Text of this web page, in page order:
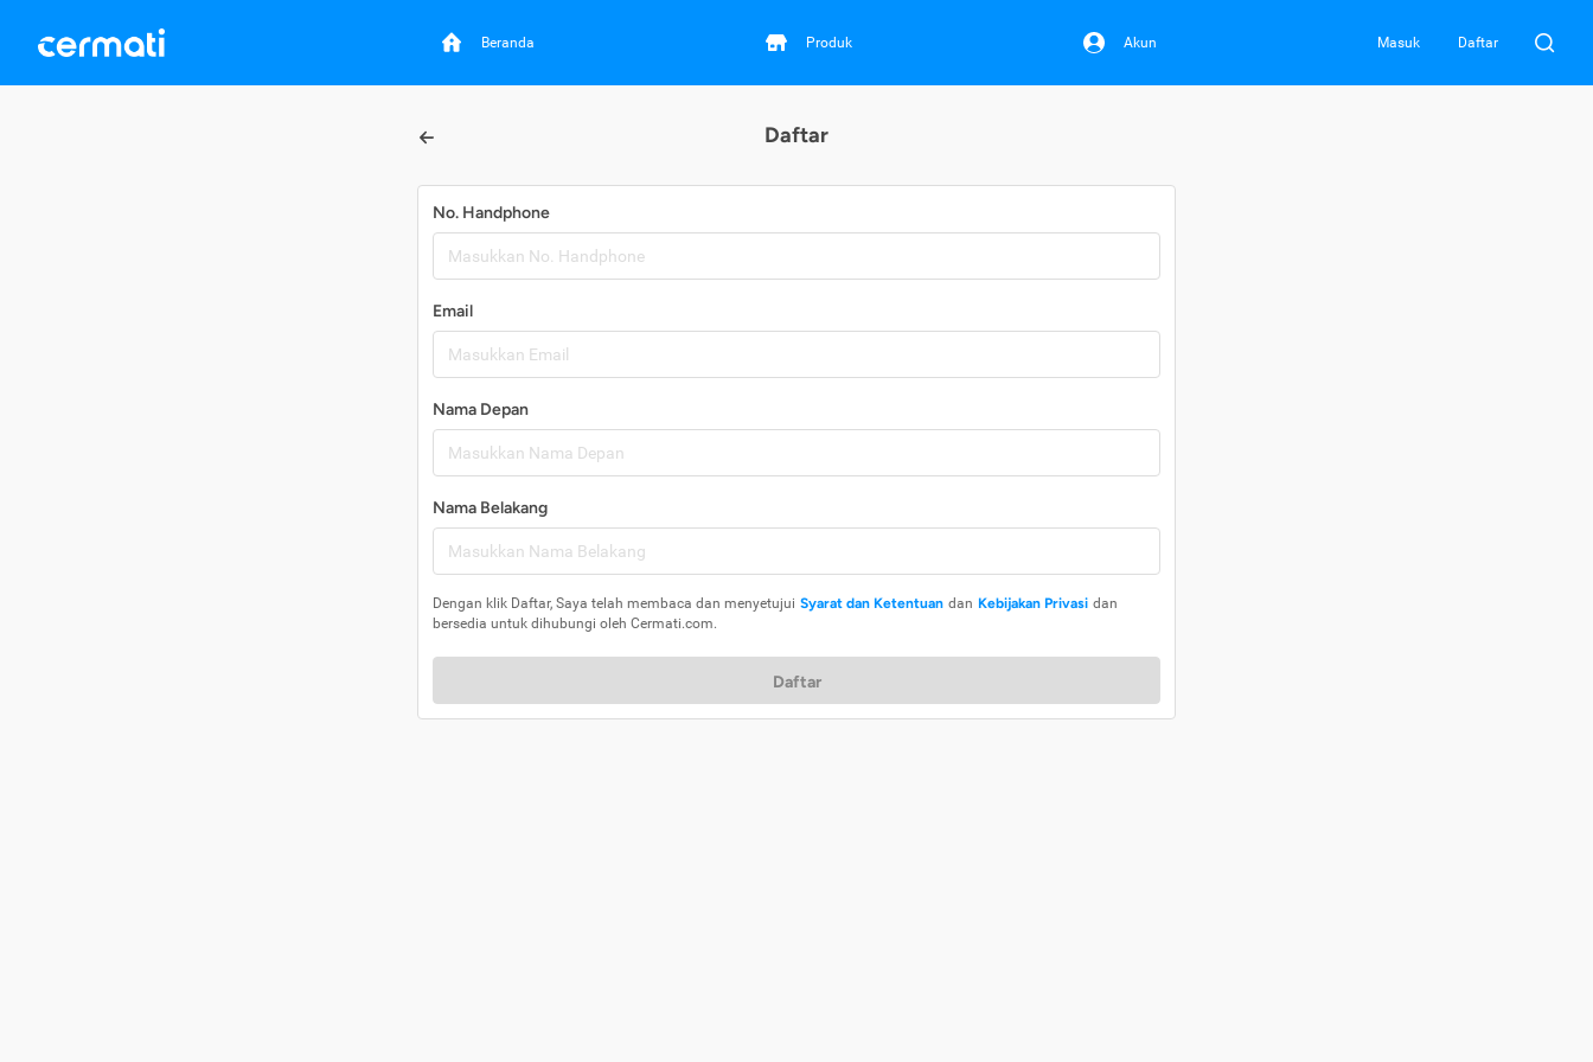
Beranda Produk Akun Masuk Daftar
Daftar
No. Handphone
Email
Nama Depan
Nama Belakang
Dengan klik Daftar, Saya telah membaca dan menyetujui Syarat dan Ketentuan dan Kebijakan Privasi dan
bersedia untuk dihubungi oleh Cermati.com.
Daftar